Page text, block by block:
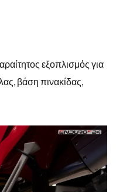
εξοπλισμός για
βάση πινακίδας,